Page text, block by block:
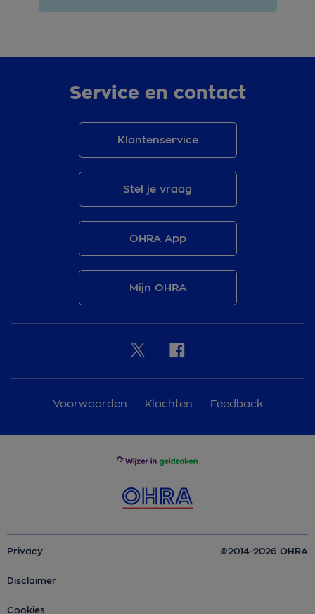
Service en contact
Klantenservice
Stel je vraag
OHRA App
Mijn OHRA
Voorwaarden Klachten Feedback
Privacy
Disclaimer
Cookies
©2014-2026 OHRA